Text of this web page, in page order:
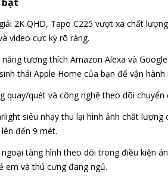
2K QHD, Tapo C225 vượt xa chất
video cực kỳ rõ ràng.
năng tương thích Amazon Alexa và
thái Apple Home của bạn để vận
quay/quét và công nghệ theo dõi
siêu nhạy thu lại hình ảnh chất
đến 9 mét.
tàng hình theo dõi trong điều kiện
em và thú cưng đang ngủ.